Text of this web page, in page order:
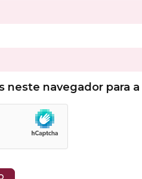
neste navegador para